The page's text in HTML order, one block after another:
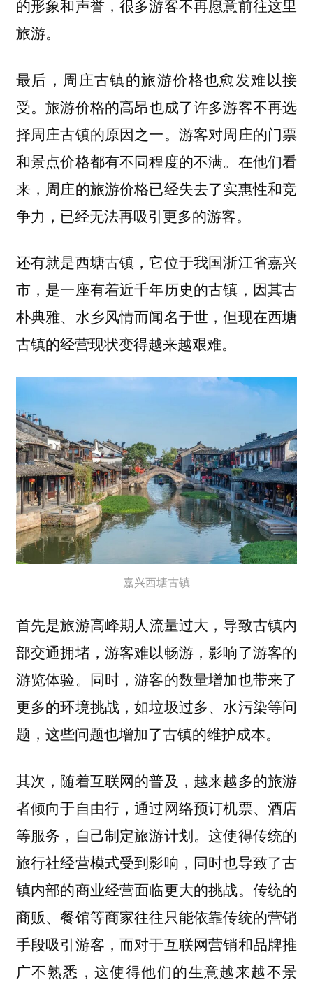
的形象和声誉，很多游客不再愿意前往这里
旅游。
最后，周庄古镇的旅游价格也愈发难以接
受。旅游价格的高昂也成了许多游客不再选
择周庄古镇的原因之一。游客对周庄的门票
和景点价格都有不同程度的不满。在他们看
来，周庄的旅游价格已经失去了实惠性和竞
争力，已经无法再吸引更多的游客。
还有就是西塘古镇，它位于我国浙江省嘉兴
市，是一座有着近千年历史的古镇，因其古
朴典雅、水乡风情而闻名于世，但现在西塘
古镇的经营现状变得越来越艰难。
嘉兴西塘古镇
首先是旅游高峰期人流量过大 ，导致古镇内
部交通拥堵，游客难以畅游，影响了游客的
游览体验。同时，游客的数量增加也带来了
更多的环境挑战，如垃圾过多、水污染等问
题，这些问题也增加了古镇的维护成本。
其次，随着互联网的普及，越来越多的旅游
者倾向于自由行，通过网络预订机票、酒店
等服务，自己制定旅游计划。这使得传统的
旅行社经营模式受到影响 ，同时也导致了古
镇内部的商业经营面临更大的挑战。传统的
商贩、餐馆等商家往往只能依靠传统的营销
手段吸引游客，而对于互联网营销和品牌推
广不熟悉，这使得他们的生意越来越不景